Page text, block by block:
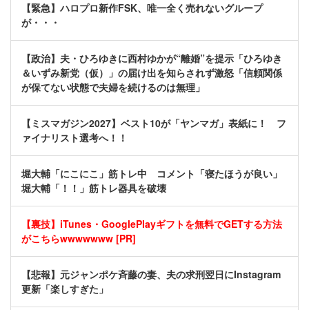
【緊急】ハロプロ新作FSK、唯一全く売れないグループ
が・・・
【政治】夫・ひろゆきに西村ゆかが“離婚”を提示「ひろゆき
＆いずみ新党（仮）」の届け出を知らされず激怒「信頼関係
が保てない状態で夫婦を続けるのは無理」
【ミスマガジン2027】ベスト10が「ヤンマガ」表紙に！ フ
ァイナリスト選考へ！！
堀大輔「にこにこ」筋トレ中 コメント「寝たほうが良い」
堀大輔「！！」筋トレ器具を破壊
【裏技】iTunes・GooglePlayギフトを無料でGETする方法
がこちらwwwwwww [PR]
【悲報】元ジャンポケ斉藤の妻、夫の求刑翌日にInstagram
更新「楽しすぎた」